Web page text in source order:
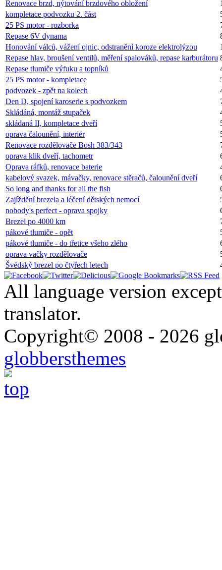
Renovace brzd, nýtování brzdového obložení
kompletace podvozku 2. část
25 PS motor - rozborka
Repase 6V dynama
Honování válců, vážení ojnic, odstranění koroze elektrolýzou
Repase hlav, broušení ventilů, měření spalováků, repase karburátoru
Repase tlumiče výfuku a topníků
25 PS motor - kompletace
podvozek - zpět na kolech
Den D, spojení karoserie s podvozkem
Skládáná, montáž stupaček
skládaná II, kompletace dveří
oprava čalounění, interiér
Renovace rozdělovače Bosh 383/343
oprava klik dveří, tachometr
Oprava ráfků, renovace baterie
kabelový svazek, mávačky, renovace stěračů, čalounění dveří
So long and thanks for all the fish
Zajíždění brezela a léčení dětských nemocí
nobody's perfect - oprava spojky
Brezel po 4000 km
pákové tlumiče - opět
pákové tlumiče - do třetice všeho zlého
oprava vačky rozdělovače
Švédský brezel po čtyřech letech
All language version
translator.
Copyright© 2008 - 2026
globbersthemes